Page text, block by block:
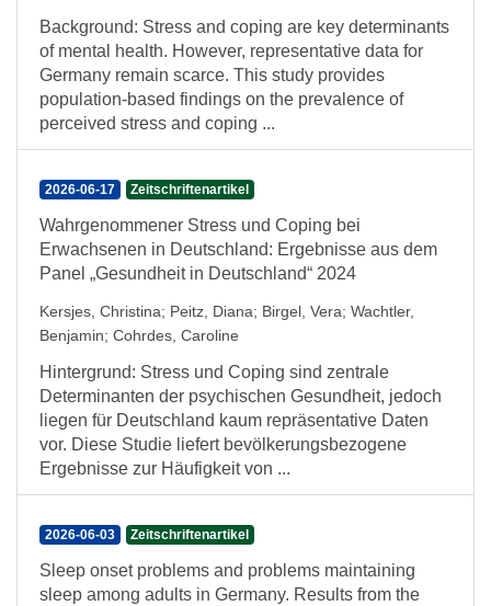
Background: Stress and coping are key determinants
of mental health. However, representative data for
Germany remain scarce. This study provides
population-based findings on the prevalence of
perceived stress and coping ...
2026-06-17 Zeitschriftenartikel
Wahrgenommener Stress und Coping bei
Erwachsenen in Deutschland: Ergebnisse aus dem
Panel „Gesundheit in Deutschland“ 2024
Kersjes, Christina; Peitz, Diana; Birgel, Vera; Wachtler,
Benjamin; Cohrdes, Caroline
Hintergrund: Stress und Coping sind zentrale
Determinanten der psychischen Gesundheit, jedoch
liegen für Deutschland kaum repräsentative Daten
vor. Diese Studie liefert bevölkerungsbezogene
Ergebnisse zur Häufigkeit von ...
2026-06-03 Zeitschriftenartikel
Sleep onset problems and problems maintaining
sleep among adults in Germany. Results from the